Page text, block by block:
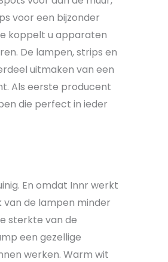
voor een bijzonder
koppelt u apparaten
De lampen, strips en
uitmaken van een
Als eerste producent
die perfect in ieder
En omdat Innr werkt
van de lampen minder
sterkte van de
een gezellige
werken. Warm wit